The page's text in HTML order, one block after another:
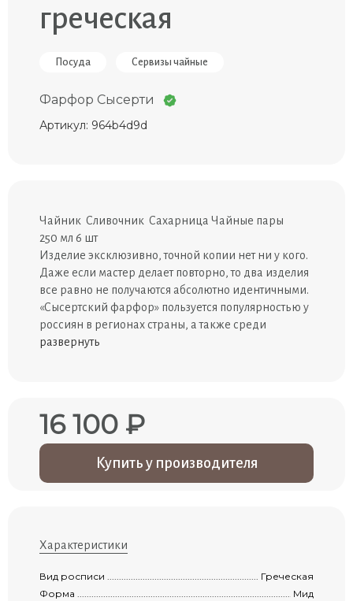
греческая
Посуда Сервизы чайные
Фарфор Сысерти
Артикул: 964b4d9d
Чайник Сливочник Сахарница Чайные пары
250 мл 6 шт
Изделие эксклюзивно, точной копии нет ни у кого.
Даже если мастер делает повторно, то два изделия
все равно не получаются абсолютно идентичными.
«Сысертский фарфор» пользуется популярностью у
россиян в регионах страны, а также среди
развернуть
16 100 ₽
Купить у производителя
Характеристики
Вид росписи
Греческая
Форма
Мид